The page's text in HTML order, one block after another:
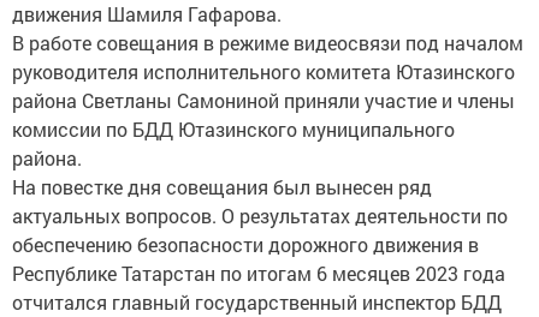
движения Шамиля Гафарова.
В работе совещания в режиме видеосвязи под началом
руководителя исполнительного комитета Ютазинского
района Светланы Самониной приняли участие и члены
комиссии по БДД Ютазинского муниципального
района.
На повестке дня совещания был вынесен ряд
актуальных вопросов. О результатах деятельности по
обеспечению безопасности дорожного движения в
Республике Татарстан по итогам 6 месяцев 2023 года
отчитался главный государственный инспектор БДД